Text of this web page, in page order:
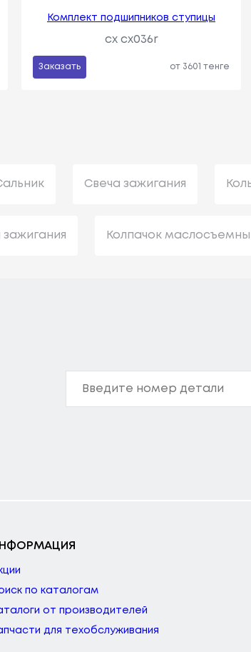
Комплект подшипников ступицы
cx cx036r
Заказать от 3601 тенге
Свеча зажигания
зажигания Колпачок
по каталогам
от производителей
для техобслуживания